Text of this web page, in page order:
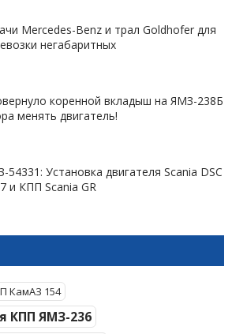
Mercedes-Benz и трал Goldhofer для
негабаритных
коренной вкладыш на ЯМЗ-238Б
менять двигатель!
54331: Установка двигателя Scania DSC
и КПП Scania GR
КамАЗ 154
КПП ЯМЗ-236